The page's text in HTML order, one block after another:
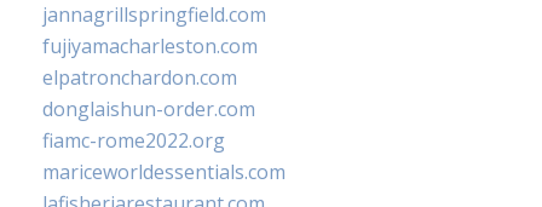
jannagrillspringfield.com
fujiyamacharleston.com
elpatronchardon.com
donglaishun-order.com
fiamc-rome2022.org
mariceworldessentials.com